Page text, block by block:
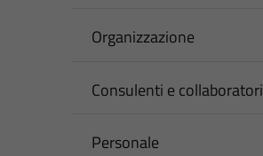
Organizzazione
Consulenti e collaboratori
Personale